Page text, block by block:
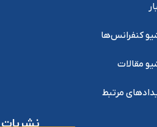
کنفرانس‌ها
مقالات
مرتبط